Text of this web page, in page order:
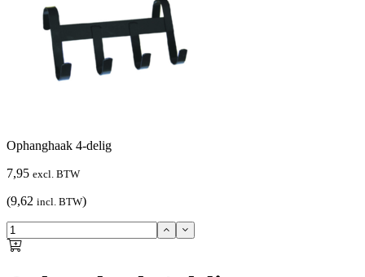
Ophanghaak 4-delig
7,95 excl. BTW
(9,62 incl. BTW)